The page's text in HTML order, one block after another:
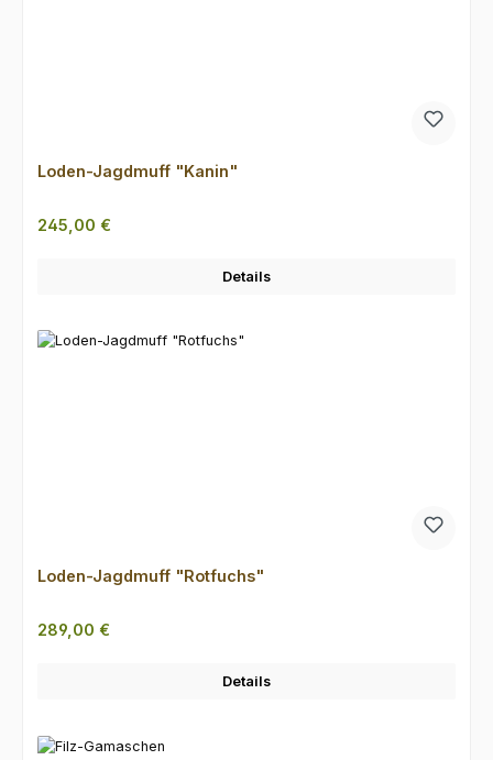
Loden-Jagdmuff "Kanin"
Regulärer Preis:
245,00 €
Details
Loden-Jagdmuff "Rotfuchs"
Regulärer Preis:
289,00 €
Details